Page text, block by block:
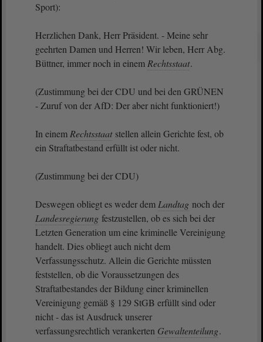
Sport):
Herzlichen Dank, Herr Präsident. - Meine sehr
geehrten Damen und Herren! Wir leben, Herr Abg.
Büttner, immer noch in einem Rechtsstaat.
(Zustimmung bei der CDU und bei den GRÜNEN
- Zuruf von der AfD: Der aber nicht funktioniert!)
In einem Rechtsstaat stellen allein Gerichte fest, ob
ein Straftatbestand erfüllt ist oder nicht.
(Zustimmung bei der CDU)
Deswegen obliegt es weder dem Landtag noch der
Landesregierung festzustellen, ob es sich bei der
Letzten Generation um eine kriminelle Vereinigung
handelt. Dies obliegt auch nicht dem
Verfassungsschutz. Allein die Gerichte müssten
feststellen, ob die Voraussetzungen des
Straftatbestandes der Bildung einer kriminellen
Vereinigung gemäß § 129 StGB erfüllt sind oder
nicht - das ist Ausdruck unserer
verfassungsrechtlich verankerten Gewaltenteilung.